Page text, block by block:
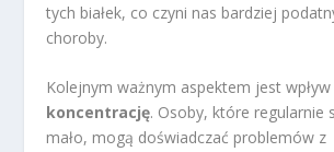
tych białek, co czyni nas bardziej
choroby.
Kolejnym ważnym aspektem jest
koncentrację. Osoby, które regularnie
mało, mogą doświadczać problemów z